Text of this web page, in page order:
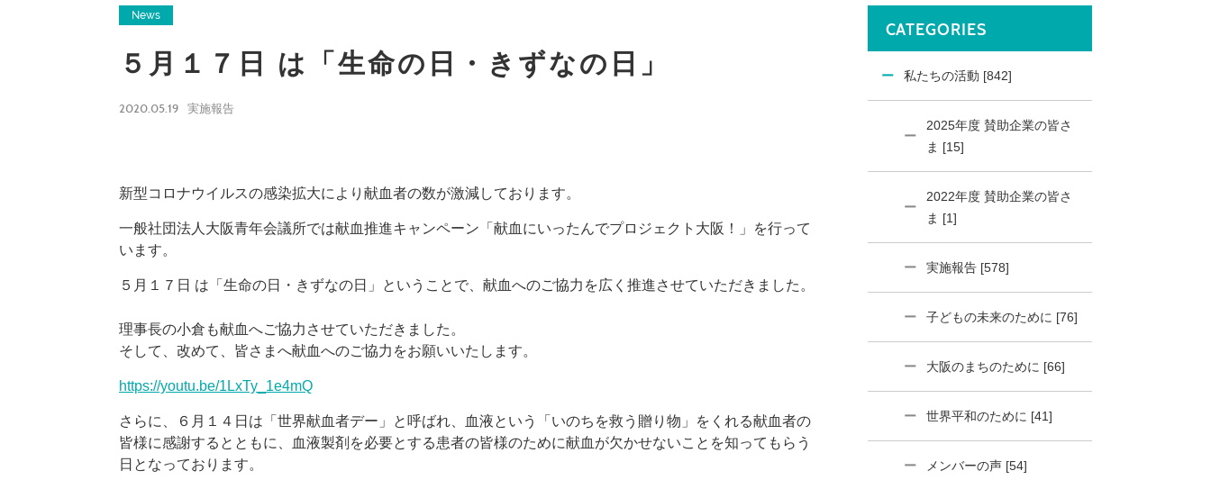
News
５月１７日 は「生命の日・きずなの日」
2020.05.19 実施報告
新型コロナウイルスの感染拡大により献血者の数が激減しております。
一般社団法人大阪青年会議所では献血推進キャンペーン「献血にいったんでプロジェクト大阪！」を行って
います。
５月１７日 は「生命の日・きずなの日」ということで、献血へのご協力を広く推進させていただきました。
理事長の小倉も献血へご協力させていただきました。
そして、改めて、皆さまへ献血へのご協力をお願いいたします。
https://youtu.be/1LxTy_1e4mQ
さらに、６月１４日は「世界献血者デー」と呼ばれ、血液という「いのちを救う贈り物」をくれる献血者の
皆様に感謝するとともに、血液製剤を必要とする患者の皆様のために献血が欠かせないことを知ってもらう
日となっております。
CATEGORIES
私たちの活動 [842]
2025年度 賛助企業の皆さ
ま [15]
2022年度 賛助企業の皆さ
ま [1]
実施報告 [578]
子どもの未来のために [76]
大阪のまちのために [66]
世界平和のために [41]
メンバーの声 [54]